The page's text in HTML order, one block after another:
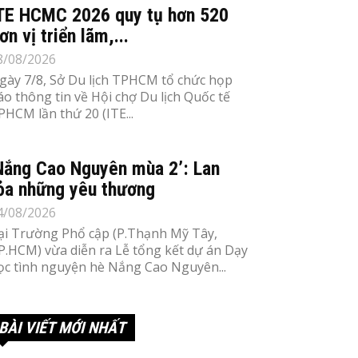
HCMC 2026 quy tụ hơn 520
vị triển lãm,...
08/2026
7/8, Sở Du lịch TPHCM tổ chức họp
thông tin về Hội chợ Du lịch Quốc tế
lần thứ 20 (ITE...
Cao Nguyên mùa 2’: Lan
những yêu thương
08/2026
Trường Phổ cập (P.Thạnh Mỹ Tây,
vừa diễn ra Lễ tổng kết dự án Dạy
tình nguyện hè Nắng Cao Nguyên...
BÀI VIẾT MỚI NHẤT